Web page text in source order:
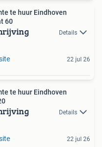
te huur Eindhoven
60
Details
22 jul 26
te huur Eindhoven
Details
22 jul 26